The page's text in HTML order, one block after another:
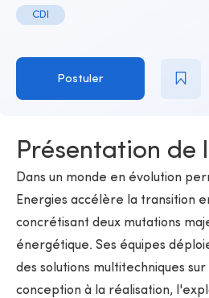
CDI
Postuler
Présentation de
Dans un monde en évolution
Energies accélère la transition
concrétisant deux mutations
énergétique. Ses équipes
des solutions multitechniques
conception à la réalisation,